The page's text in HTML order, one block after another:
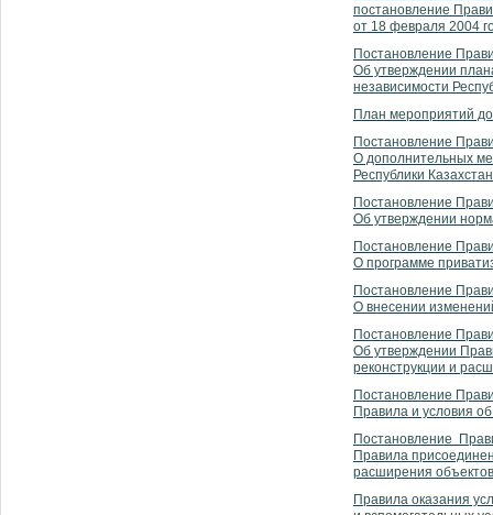
постановление
от 18 февраля 2004
Постановление
Об утверждении
независимости
План мероприятий до
Постановление
О дополнительных
Республики Казахстан
Постановление
Об утверждении
Постановление
О программе
Постановление
О внесении
Постановление
Об утверждении
реконструкции и
Постановление
Правила и условия
Постановление
Правила
расширения объектов
Правила оказания